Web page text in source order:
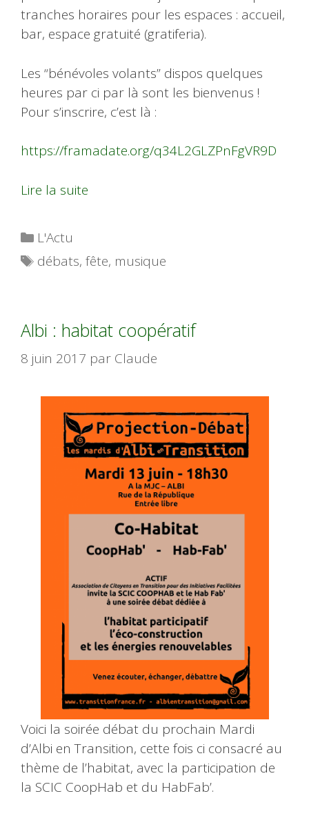
tranches horaires pour les espaces : accueil,
bar, espace gratuité (gratiferia).
Les “bénévoles volants” dispos quelques
heures par ci par là sont les bienvenus !
Pour s’inscrire, c’est là :
https://framadate.org/q34L2GLZPnFgVR9D
Lire la suite
Catégories
L'Actu
Étiquettes
débats,fête, musique
Albi : habitat coopératif
8 juin 2017 par Claude
Voici la soirée débat du prochain Mardi
d’Albi en Transition, cette fois ci consacré au
thème de l’habitat, avec la participation de
la SCIC CoopHab et du HabFab’.